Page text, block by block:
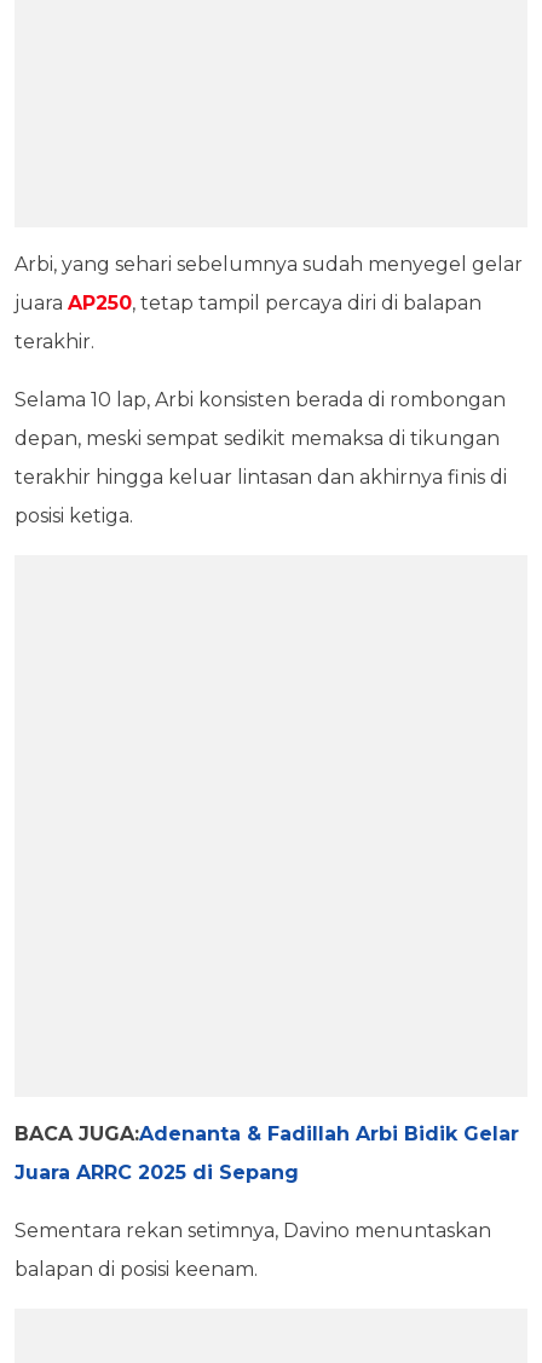
Arbi, yang sehari sebelumnya sudah menyegel gelar
juara AP250, tetap tampil percaya diri di balapan
terakhir.
Selama 10 lap, Arbi konsisten berada di rombongan
depan, meski sempat sedikit memaksa di tikungan
terakhir hingga keluar lintasan dan akhirnya finis di
posisi ketiga.
BACA JUGA:Adenanta & Fadillah Arbi Bidik Gelar
Juara ARRC 2025 di Sepang
Sementara rekan setimnya, Davino menuntaskan
balapan di posisi keenam.